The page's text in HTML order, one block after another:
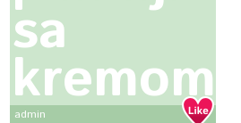
sa
kremom
admin